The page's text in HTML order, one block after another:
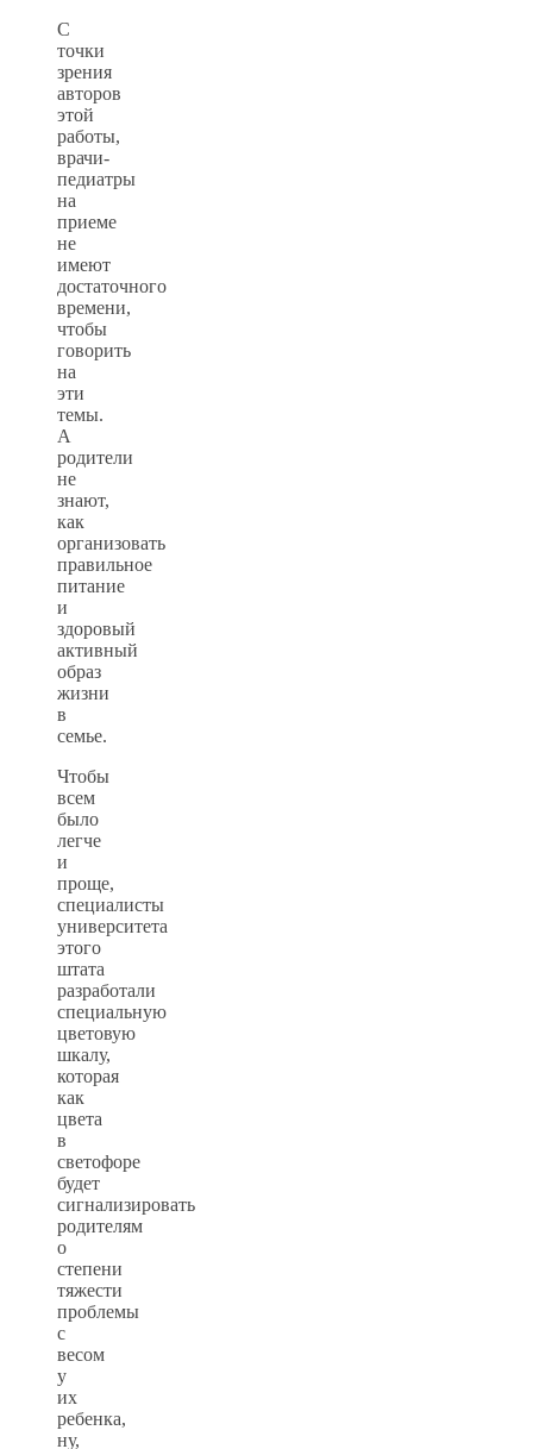
С
точки
зрения
авторов
этой
работы,
врачи-
педиатры
на
приеме
не
имеют
достаточного
времени,
чтобы
говорить
на
эти
темы.
А
родители
не
знают,
как
организовать
правильное
питание
и
здоровый
активный
образ
жизни
в
семье.
Чтобы
всем
было
легче
и
проще,
специалисты
университета
этого
штата
разработали
специальную
цветовую
шкалу,
которая
как
цвета
в
светофоре
будет
сигнализировать
родителям
о
степени
тяжести
проблемы
с
весом
у
их
ребенка,
ну,